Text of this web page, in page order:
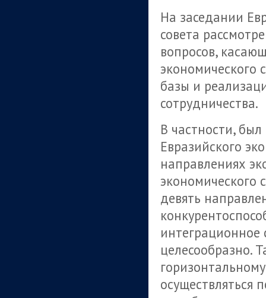
На заседании
совета
вопросов,
экономического
базы и
сотрудничества.
В частности,
Евразийского
направлениях
экономического
девять
интеграционное
целесообразно.
осуществляться